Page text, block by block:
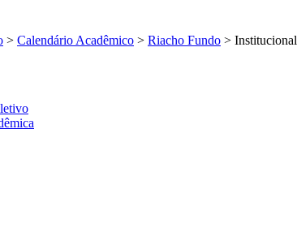
> Calendário Acadêmico > Riacho Fundo > Institucional